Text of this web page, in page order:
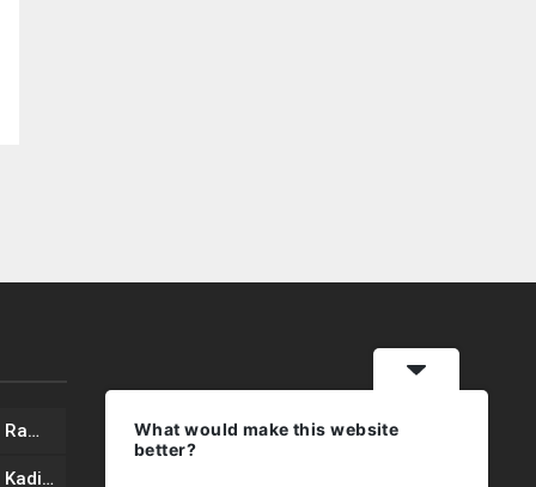
İş İnsanı Mustafa YAVUZ’dan Ramazan Bayramı mesajı
İş İnsanı Mustafa YAVUZ’dan Kadir Gecesi Mesajı
What would make this website
better?